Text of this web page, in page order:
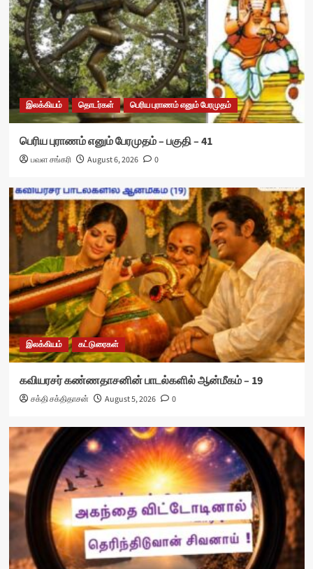
இலக்கியம் தொடர்கள் பெரிய புராணம் எனும் பேரமுதம்
பெரிய புராணம் எனும் பேரமுதம் – பகுதி – 41
பவள சங்கரி August 6, 2026 0
இலக்கியம் கட்டுரைகள்
கவியரசர் கண்ணதாசனின் பாடல்களில் ஆன்மீகம் – 19
சக்தி சக்திதாசன் August 5, 2026 0